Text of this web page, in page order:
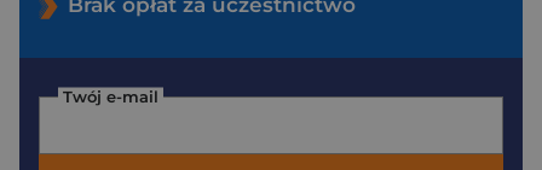
Brak opłat za uczestnictwo
Twój e-mail